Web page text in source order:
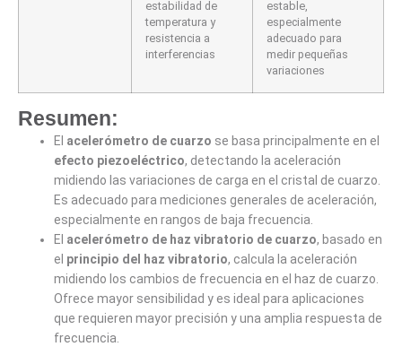
estabilidad de
temperatura y
resistencia a
interferencias
estable,
especialmente
adecuado para
medir pequeñas
variaciones
Resumen:
El acelerómetro de cuarzo se basa principalmente en el
efecto piezoeléctrico, detectando la aceleración
midiendo las variaciones de carga en el cristal de cuarzo.
Es adecuado para mediciones generales de aceleración,
especialmente en rangos de baja frecuencia.
El acelerómetro de haz vibratorio de cuarzo, basado en
el principio del haz vibratorio, calcula la aceleración
midiendo los cambios de frecuencia en el haz de cuarzo.
Ofrece mayor sensibilidad y es ideal para aplicaciones
que requieren mayor precisión y una amplia respuesta de
frecuencia.